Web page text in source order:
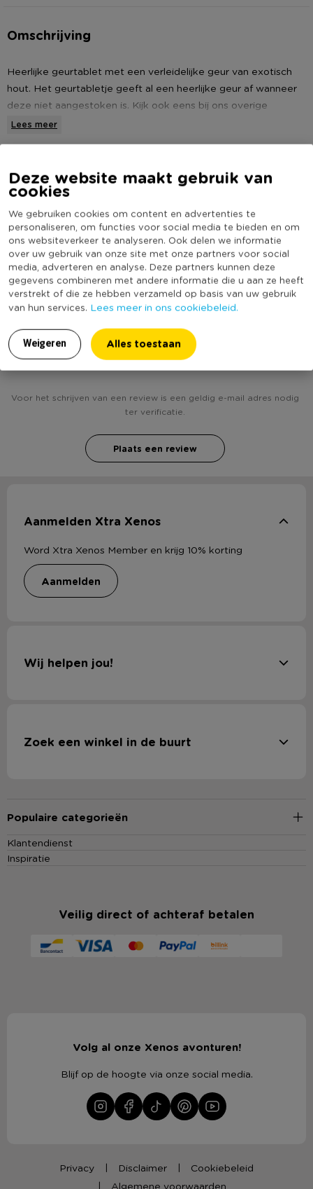
Deze website maakt gebruik van
cookies
We gebruiken cookies om content en advertenties te
personaliseren, om functies voor social media te bieden en om
ons websiteverkeer te analyseren. Ook delen we informatie
over uw gebruik van onze site met onze partners voor social
media, adverteren en analyse. Deze partners kunnen deze
gegevens combineren met andere informatie die u aan ze heeft
verstrekt of die ze hebben verzameld op basis van uw gebruik
van hun services. Lees meer in ons cookiebeleid.
Weigeren Alles toestaan
Omschrijving
Heerlijke geurtablet met een verleidelijke geur van exotisch
hout. Het geurtabletje geeft al een heerlijke geur af wanneer
deze niet aangestoken is. Kijk ook eens bij ons overige
assortiment voor de rest van de geuren.
* Branduren: 12 uur
Lees meer
Artikelnummer
Online Only
Nee
Kleur
Multikleur
Duurzaamheidsscore
(Nog) geen score
bekend
Heb jij Spaas geurtablet - Exotic Wood - 12
branduren? Schrijf een review!
Voor het schrijven van een review is een geldig e-mail adres nodig
ter verificatie.
Plaats een review
Aanmelden Xtra Xenos
Word Xtra Xenos Member en krijg 10% korting
aanmelden
Wij helpen jou!
Zoek een winkel in de buurt
Populaire categorieën
Klantendienst
Inspiratie
Veilig direct of achteraf betalen
Volg al onze Xenos avonturen!
Blijf op de hoogte via onze social media.
Privacy Disclaimer
Cookiebeleid
Algemene voorwaarden